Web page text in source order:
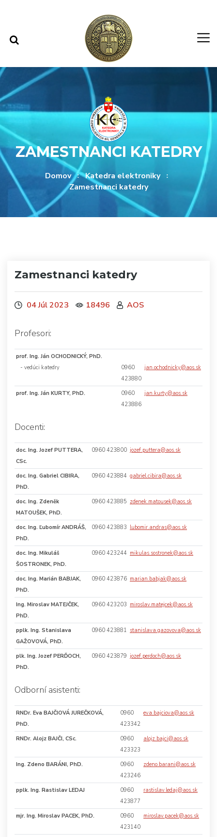
ZAMESTNANCI KATEDRY
Domov
Katedra elektroniky
Zamestnanci katedry
Zamestnanci katedry
04 Júl 2023 18496 AOS
Profesori:
prof. Ing. Ján OCHODNICKÝ, PhD.
- vedúci katedry
0960
423880
jan.ochodnicky@aos.sk
prof. Ing. Ján KURTY, PhD.
0960
423886
jan.kurty@aos.sk
Docenti:
doc. Ing. Jozef PUTTERA,
CSc.
0960 423800 jozef.puttera@aos.sk
doc. Ing. Gabriel CIBIRA,
PhD.
0960 423884 gabriel.cibira@aos.sk
doc. Ing. Zdeněk
MATOUŠEK, PhD.
0960 423885 zdenek.matousek@aos.sk
doc. Ing. Ľubomír ANDRÁŠ,
PhD.
0960 423883 lubomir.andras@aos.sk
doc. Ing. Mikuláš
ŠOSTRONEK, PhD.
0960 423244 mikulas.sostronek@aos.sk
doc. Ing. Marián BABJAK,
PhD.
0960 423876 marian.babjak@aos.sk
Ing. Miroslav MATEJČEK,
PhD.
0960 423203 miroslav.matejcek@aos.sk
pplk. Ing. Stanislava
GAŽOVOVÁ, PhD.
0960 423881 stanislava.gazovova@aos.sk
plk. Ing. Jozef PERĎOCH,
PhD.
0960 423879 jozef.perdoch@aos.sk
Odborní asistenti:
RNDr. Eva BAJČIOVÁ JUREČKOVÁ,
PhD.
0960
423342
eva.bajciova@aos.sk
RNDr. Alojz BAJČI, CSc.
0960
423323
alojz.bajci@aos.sk
Ing. Zdeno BARÁNI, PhD.
0960
423246
zdeno.barani@aos.sk
pplk. Ing. Rastislav LEDAJ
0960
423877
rastislav.ledaj@aos.sk
mjr. Ing. Miroslav PACEK, PhD.
0960
423140
miroslav.pacek@aos.sk